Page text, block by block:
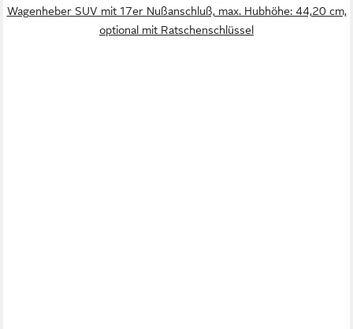
Wagenheber SUV mit 17er Nußanschluß, max. Hubhöhe: 44,20 cm,
optional mit Ratschenschlüssel